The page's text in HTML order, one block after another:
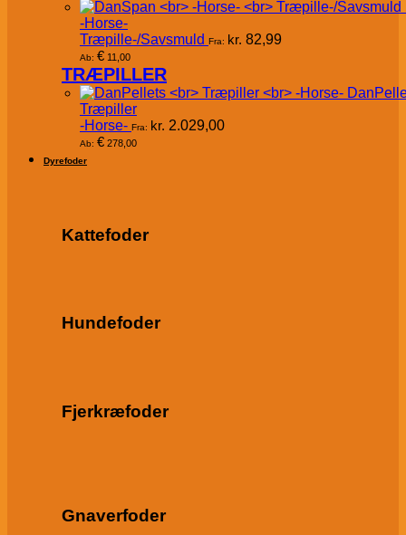
-Horse-
Træpille-/Savsmuld Fra: kr. 82,99
Ab: € 11,00
TRÆPILLER
Træpiller
-Horse- Fra: kr. 2.029,00
Ab: € 278,00
Dyrefoder
Kattefoder
Hundefoder
Fjerkræfoder
Gnaverfoder